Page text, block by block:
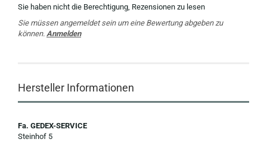
Sie haben nicht die Berechtigung, Rezensionen zu lesen
Sie müssen angemeldet sein um eine Bewertung abgeben zu
können. Anmelden
Hersteller Informationen
Fa. GEDEX-SERVICE
Steinhof 5